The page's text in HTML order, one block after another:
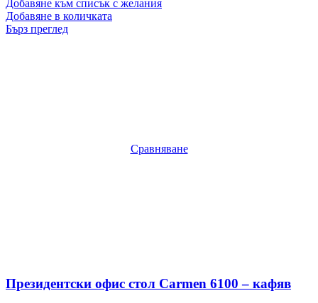
Добавяне към списък с желания
Добавяне в количката
Бърз преглед
Сравняване
Президентски офис стол Carmen 6100 – кафяв